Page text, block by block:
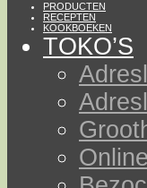
PRODUCTEN
RECEPTEN
KOOKBOEKEN
TOKO’S